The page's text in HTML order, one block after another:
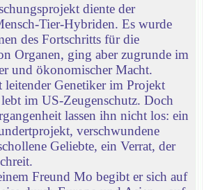
diente der
Tier-Hybriden. Es wurde
des Fortschritts für die
Organen, ging aber zugrunde im
und ökonomischer Macht.
leitender Genetiker im Projekt
im US-Zeugenschutz. Doch
lassen ihn nicht los: ein
verschwundene
Geliebte, ein Verrat, der
Freund Mo begibt er sich auf